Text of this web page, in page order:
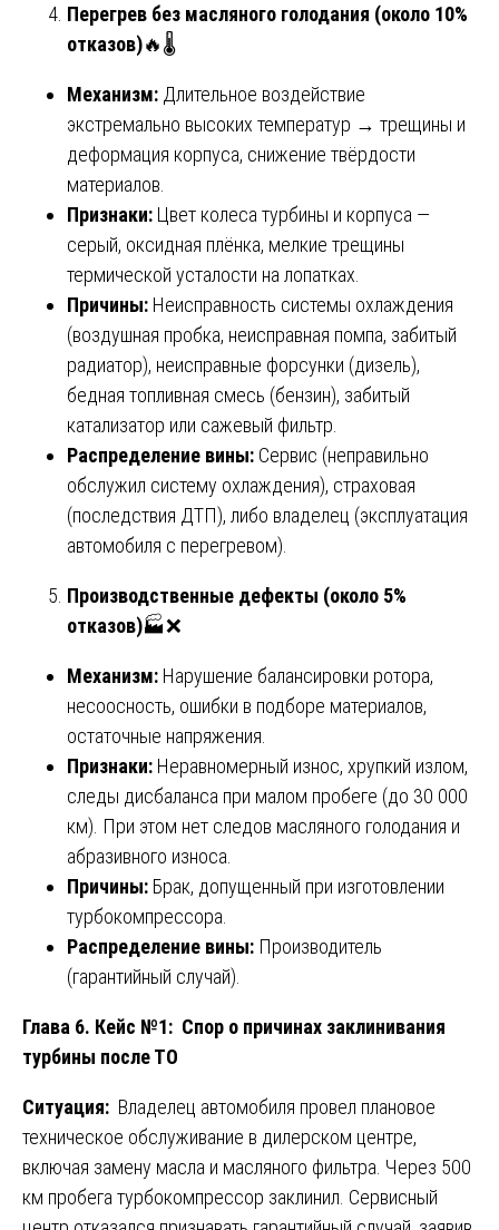
Перегрев без масляного голодания (около 10%
отказов)🔥🌡️
Механизм: Длительное воздействие
экстремально высоких температур → трещины и
деформация корпуса, снижение твёрдости
материалов.
Признаки: Цвет колеса турбины и корпуса —
серый, оксидная плёнка, мелкие трещины
термической усталости на лопатках.
Причины: Неисправность системы охлаждения
(воздушная пробка, неисправная помпа, забитый
радиатор), неисправные форсунки (дизель),
бедная топливная смесь (бензин), забитый
катализатор или сажевый фильтр.
Распределение вины: Сервис (неправильно
обслужил систему охлаждения), страховая
(последствия ДТП), либо владелец (эксплуатация
автомобиля с перегревом).
Производственные дефекты (около 5%
отказов)🏭❌
Механизм: Нарушение балансировки ротора,
несоосность, ошибки в подборе материалов,
остаточные напряжения.
Признаки: Неравномерный износ, хрупкий излом,
следы дисбаланса при малом пробеге (до 30 000
км). При этом нет следов масляного голодания и
абразивного износа.
Причины: Брак, допущенный при изготовлении
турбокомпрессора.
Распределение вины: Производитель
(гарантийный случай).
Глава 6. Кейс №1: Спор о причинах заклинивания
турбины после ТО
Ситуация: Владелец автомобиля провел плановое
техническое обслуживание в дилерском центре,
включая замену масла и масляного фильтра. Через 500
км пробега турбокомпрессор заклинил. Сервисный